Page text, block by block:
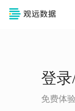
登
免费体